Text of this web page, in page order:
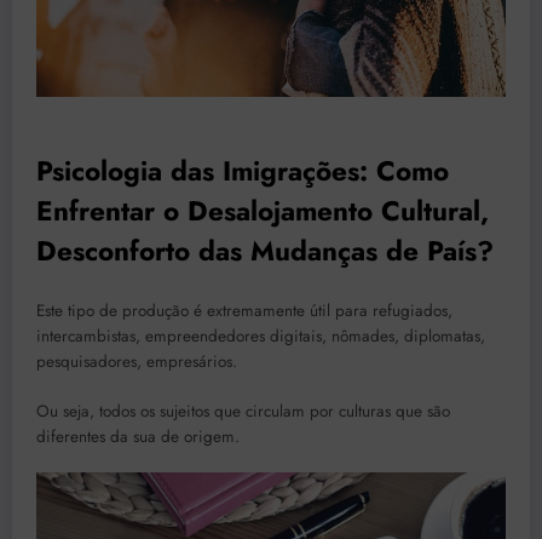
Psicologia das Imigrações: Como
Enfrentar o Desalojamento Cultural,
Desconforto das Mudanças de País?
Este tipo de produção é extremamente útil para refugiados,
intercambistas, empreendedores digitais, nômades, diplomatas,
pesquisadores, empresários.
Ou seja, todos os sujeitos que circulam por culturas que são
diferentes da sua de origem.